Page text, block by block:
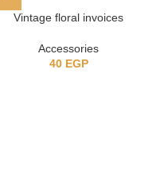
Vintage floral invoices
Accessories
40 EGP